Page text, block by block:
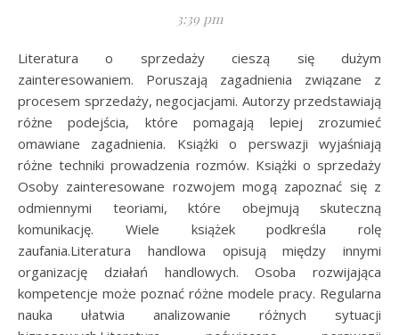
3:39 pm
Literatura o sprzedaży cieszą się dużym
zainteresowaniem. Poruszają zagadnienia związane z
procesem sprzedaży, negocjacjami. Autorzy przedstawiają
różne podejścia, które pomagają lepiej zrozumieć
omawiane zagadnienia. Książki o perswazji wyjaśniają
różne techniki prowadzenia rozmów. Książki o sprzedaży
Osoby zainteresowane rozwojem mogą zapoznać się z
odmiennymi teoriami, które obejmują skuteczną
komunikację. Wiele książek podkreśla rolę
zaufania.Literatura handlowa opisują między innymi
organizację działań handlowych. Osoba rozwijająca
kompetencje może poznać różne modele pracy. Regularna
nauka ułatwia analizowanie różnych sytuacji